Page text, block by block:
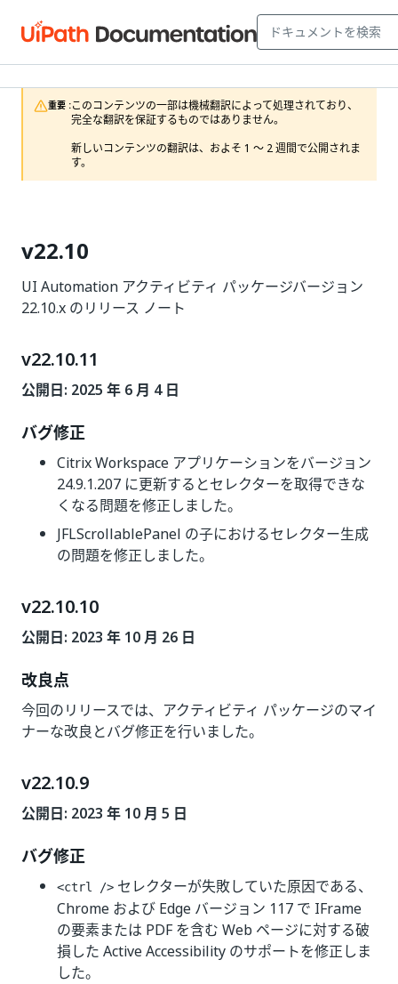
重要 :このコンテンツの一部は機械翻訳によって処理されており、
完全な翻訳を保証するものではありません。
新しいコンテンツの翻訳は、およそ 1 ～ 2 週間で公開されま
す。
v22.10
UI Automation アクティビティ パッケージバージョン
22.10.x のリリース ノート
v22.10.11
公開日: 2025 年 6 月 4 日
バグ修正
Citrix Workspace アプリケーションをバージョン
24.9.1.207 に更新するとセレクターを取得できな
くなる問題を修正しました。
JFLScrollablePanel の子におけるセレクター生成
の問題を修正しました。
v22.10.10
公開日: 2023 年 10 月 26 日
改良点
今回のリリースでは、アクティビティ パッケージのマイ
ナーな改良とバグ修正を行いました。
v22.10.9
公開日: 2023 年 10 月 5 日
バグ修正
<ctrl /> セレクターが失敗していた原因である、
Chrome および Edge バージョン 117 で IFrame
の要素または PDF を含む Web ページに対する破
損した Active Accessibility のサポートを修正しま
した。